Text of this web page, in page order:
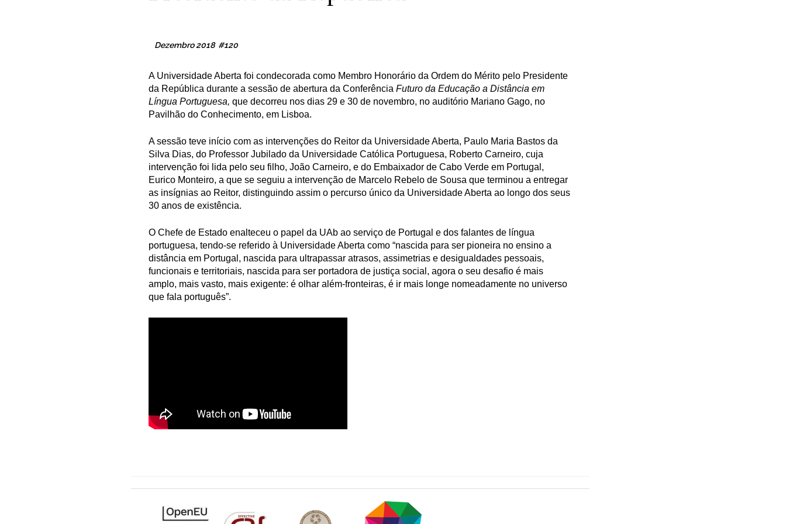
Dezembro 2018 #120
A Universidade Aberta foi condecorada como Membro Honorário da Ordem do Mérito pelo Presidente
da República durante a sessão de abertura da Conferência Futuro da Educação a Distância em
Língua Portuguesa, que decorreu nos dias 29 e 30 de novembro, no auditório Mariano Gago, no
Pavilhão do Conhecimento, em Lisboa.
A sessão teve início com as intervenções do Reitor da Universidade Aberta, Paulo Maria Bastos da
Silva Dias, do Professor Jubilado da Universidade Católica Portuguesa, Roberto Carneiro, cuja
intervenção foi lida pelo seu filho, João Carneiro, e do Embaixador de Cabo Verde em Portugal,
Eurico Monteiro, a que se seguiu a intervenção de Marcelo Rebelo de Sousa que terminou a entregar
as insígnias ao Reitor, distinguindo assim o percurso único da Universidade Aberta ao longo dos seus
30 anos de existência.
O Chefe de Estado enalteceu o papel da UAb ao serviço de Portugal e dos falantes de língua
portuguesa, tendo-se referido à Universidade Aberta como “nascida para ser pioneira no ensino a
distância em Portugal, nascida para ultrapassar atrasos, assimetrias e desigualdades pessoais,
funcionais e territoriais, nascida para ser portadora de justiça social, agora o seu desafio é mais
amplo, mais vasto, mais exigente: é olhar além-fronteiras, é ir mais longe nomeadamente no universo
que fala português”.